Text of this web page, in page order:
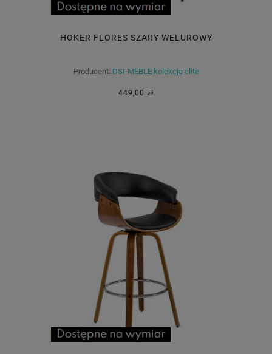
HOKER FLORES SZARY WELUROWY
Producent: DSI-MEBLE kolekcja elite
449,00 zł